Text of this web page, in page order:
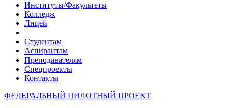
Институты/Факультеты
Колледж
Лицей
|
Студентам
Аспирантам
Преподавателям
Спецпроекты
Контакты
ФЕДЕРАЛЬНЫЙ ПИЛОТНЫЙ ПРОЕКТ